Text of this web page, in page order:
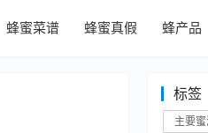
蜂蜜菜谱 蜂蜜真假 蜂产品
标签